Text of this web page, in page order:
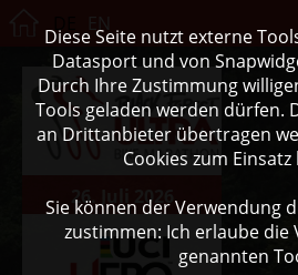
26. Juli 2026
Diese Seite nutzt externe
Datasport und von
Durch Ihre Zustimmung
Tools geladen werden dürfen.
an Drittanbieter übertragen
Cookies zum
Sie können der Verwendung
zustimmen: Ich erlaube die
genannten